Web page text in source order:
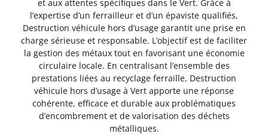
et aux attentes spécifiques dans le Vert. Grâce à
l’expertise d’un ferrailleur et d’un épaviste qualifiés,
Destruction véhicule hors d’usage garantit une prise en
charge sérieuse et responsable. L’objectif est de faciliter
la gestion des métaux tout en favorisant une économie
circulaire locale. En centralisant l’ensemble des
prestations liées au recyclage ferraille, Destruction
véhicule hors d’usage à Vert apporte une réponse
cohérente, efficace et durable aux problématiques
d’encombrement et de valorisation des déchets
métalliques.